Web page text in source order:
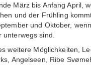
März bis Anfang April,
und der Frühling
und Oktober,
sind.
weitere Möglichkeiten,
Angelseen, Ribe